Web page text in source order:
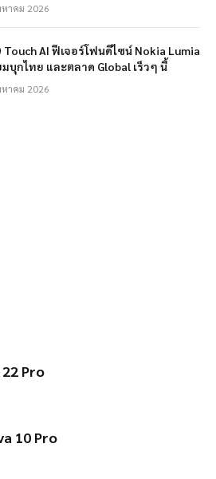
หาคม 2026
Touch AI ฟีเจอร์โฟนดีไซน์ Nokia Lumia
มบุกไทย และตลาด Global เร็วๆ นี้
หาคม 2026
22 Pro
10 Pro